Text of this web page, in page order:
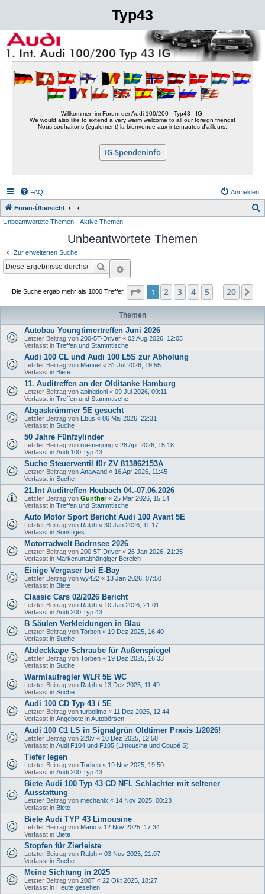
Typ43
Willkommen im Forum der Audi 100/200 - Typ43 - IG!
We would also like to extend a very warm welcome to all our foreign friends!
Nous souhaitons (également) la bienvenue aux internautes d'ailleurs.
IG-Spendeninfo
FAQ Anmelden
Foren-Übersicht
Unbeantwortete Themen Aktive Themen
Unbeantwortete Themen
Zur erweiterten Suche
Suche
Die Suche ergab mehr als 1000 Treffer Seite 1 von 20
1 2 3 4 5 … 20
Themen
Autobau Youngtimertreffen Juni 2026
Letzter Beitrag von 200-5T-Driver « 02 Aug 2026, 12:05
Verfasst in Treffen und Stammtische
Audi 100 CL und Audi 100 L5S zur Abholung
Letzter Beitrag von Manuel « 31 Jul 2026, 19:55
Verfasst in Biete
11. Auditreffen an der Olditanke Hamburg
Letzter Beitrag von abingdoni « 09 Jul 2026, 09:11
Verfasst in Treffen und Stammtische
Abgaskrümmer 5E gesucht
Letzter Beitrag von Ebus « 06 Mai 2026, 22:31
Verfasst in Suche
50 Jahre Fünfzylinder
Letzter Beitrag von roemerjung « 28 Apr 2026, 15:18
Verfasst in Audi 100 Typ 43
Suche Steuerventil für ZV 813862153A
Letzter Beitrag von Anawand « 16 Apr 2026, 11:45
Verfasst in Suche
21.Int Auditreffen Heubach 04.-07.06.2026
Letzter Beitrag von Gunther« 25 Mär 2026, 15:14
Verfasst in Treffen und Stammtische
Auto Motor Sport Bericht Audi 100 Avant 5E
Letzter Beitrag von Ralph « 30 Jan 2026, 11:17
Verfasst in Sonstiges
Motorradwelt Bodrnsee 2026
Letzter Beitrag von 200-5T-Driver « 26 Jan 2026, 21:25
Verfasst in Markenunabhängiger Bereich
Einige Vergaser bei E-Bay
Letzter Beitrag von wy422 « 13 Jan 2026, 07:50
Verfasst in Biete
Classic Cars 02/2026 Bericht
Letzter Beitrag von Ralph « 10 Jan 2026, 21:01
Verfasst in Audi 200 Typ 43
B Säulen Verkleidungen in Blau
Letzter Beitrag von Torben « 19 Dez 2025, 16:40
Verfasst in Suche
Abdeckkape Schraube für Außenspiegel
Letzter Beitrag von Torben « 19 Dez 2025, 16:33
Verfasst in Suche
Warmlaufregler WLR 5E WC
Letzter Beitrag von Ralph « 13 Dez 2025, 11:49
Verfasst in Suche
Audi 100 CD Typ 43 / 5E
Letzter Beitrag von turbolimo « 11 Dez 2025, 12:44
Verfasst in Angebote in Autobörsen
Audi 100 C1 LS in Signalgrün Oldtimer Praxis 1/2026!
Letzter Beitrag von 220v « 10 Dez 2025, 12:58
Verfasst in Audi F104 und F105 (Limousine und Coupé S)
Tiefer legen
Letzter Beitrag von Torben « 19 Nov 2025, 19:50
Verfasst in Audi 200 Typ 43
Biete Audi 100 Typ 43 CD NFL Schlachter mit seltener
Ausstattung
Letzter Beitrag von mechanix « 14 Nov 2025, 00:23
Verfasst in Biete
Biete Audi TYP 43 Limousine
Letzter Beitrag von Mario « 12 Nov 2025, 17:34
Verfasst in Biete
Stopfen für Zierleiste
Letzter Beitrag von Ralph « 03 Nov 2025, 21:07
Verfasst in Suche
Meine Sichtung in 2025
Letzter Beitrag von 200T « 22 Okt 2025, 18:27
Verfasst in Heute gesehen